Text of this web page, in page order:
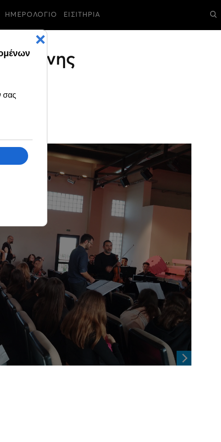
ΗΜΕΡΟΛΟΓΙΟ ΕΙΣΙΤΗΡΙΑ